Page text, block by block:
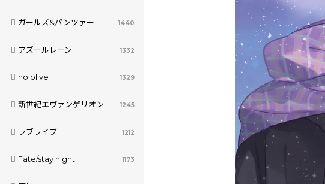
ガールズ&パンツァー 1440
アズールレーン 1332
hololive 1329
新世紀エヴァンゲリオン 1245
ラブライブ 1212
Fate/stay night 1173